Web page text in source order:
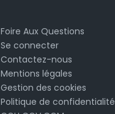
Foire Aux Questions
Se connecter
Contactez-nous
Mentions légales
Gestion des cookies
Politique de confidentialité